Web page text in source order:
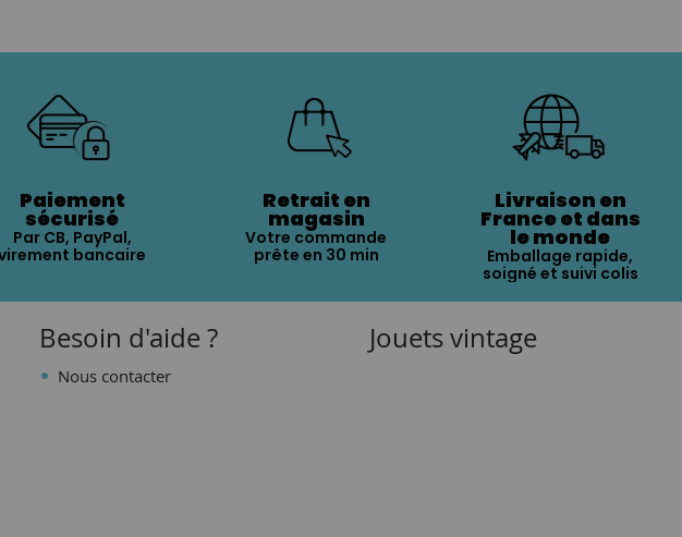
Paiement
sécurisé
Par CB, PayPal,
bancaire
Retrait en
magasin
Votre commande
prête en 30 min
Livraison en
France et dans
le monde
Emballage rapide,
soigné et suivi colis
Besoin d'aide ?
Nous contacter
Jouets vintage